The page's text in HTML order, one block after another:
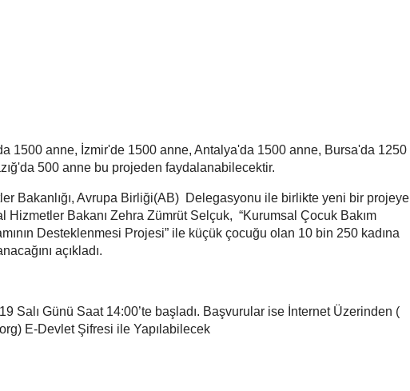
1500 anne, İzmir'de 1500 anne, Antalya'da 1500 anne, Bursa'da 1250
500 anne bu projeden faydalanabilecektir.
Bakanlığı, Avrupa Birliği(AB) Delegasyonu ile birlikte yeni bir projeye
Hizmetler Bakanı Zehra Zümrüt Selçuk, “Kurumsal Çocuk Bakım
Desteklenmesi Projesi” ile küçük çocuğu olan 10 bin 250 kadına
açıkladı.
Salı Günü Saat 14:00’te başladı. Başvurular ise İnternet Üzerinden (
E-Devlet Şifresi ile Yapılabilecek